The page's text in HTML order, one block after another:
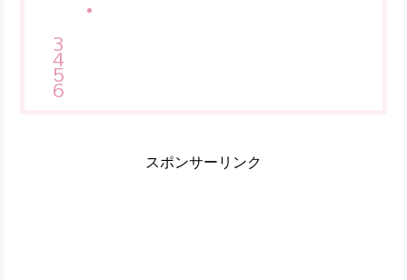
スポンサーリンク